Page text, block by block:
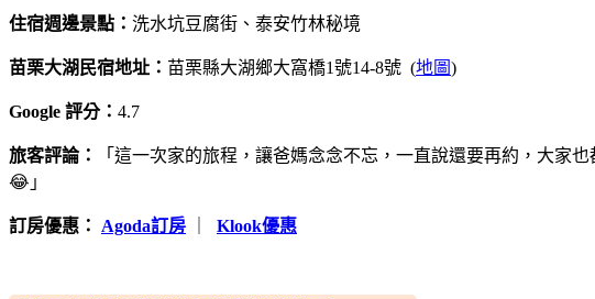
住宿週邊景點： 洗水坑豆腐街、泰安竹林秘境
苗栗大湖民宿地址： 苗栗縣大湖鄉大窩橋1號14-8號 (地圖)
Google 評分： 4.7
旅客評論：
「這一次家的旅程，讓爸媽念念不忘，一直說還要再約，大家
😂」
訂房優惠： Agoda訂房 Klook優惠